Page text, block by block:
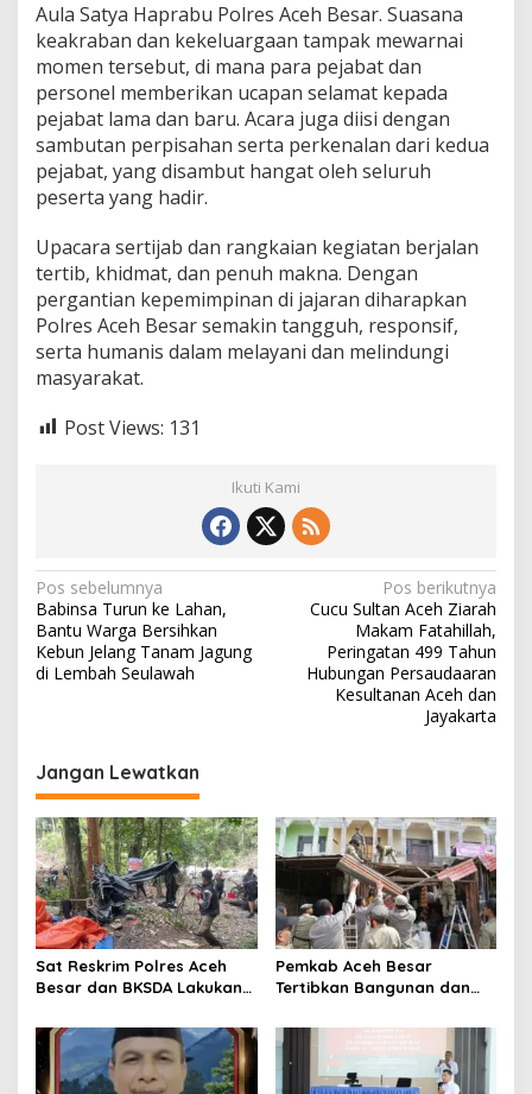
Aula Satya Haprabu Polres Aceh Besar. Suasana
keakraban dan kekeluargaan tampak mewarnai
momen tersebut, di mana para pejabat dan
personel memberikan ucapan selamat kepada
pejabat lama dan baru. Acara juga diisi dengan
sambutan perpisahan serta perkenalan dari kedua
pejabat, yang disambut hangat oleh seluruh
peserta yang hadir.
Upacara sertijab dan rangkaian kegiatan berjalan
tertib, khidmat, dan penuh makna. Dengan
pergantian kepemimpinan di jajaran diharapkan
Polres Aceh Besar semakin tangguh, responsif,
serta humanis dalam melayani dan melindungi
masyarakat.
Post Views: 131
Ikuti Kami
N
a
v
a
s
i
p
o
s
Pos sebelumnya
Babinsa Turun ke Lahan,
Bantu Warga Bersihkan
Kebun Jelang Tanam Jagung
di Lembah Seulawah
Pos berikutnya
Cucu Sultan Aceh Ziarah
Makam Fatahillah,
Peringatan 499 Tahun
Hubungan Persaudaaran
Kesultanan Aceh dan
Jayakarta
Jangan Lewatkan
Sat Reskrim Polres Aceh
Besar dan BKSDA Lakukan
Aktifitas Pertambangan
Emas Tanpa Izin Di
Kawasan Hutan Jantho
Pemkab Aceh Besar
Tertibkan Bangunan dan
Lambaro